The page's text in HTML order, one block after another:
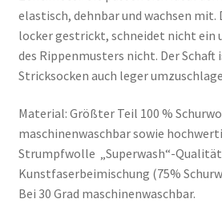
elastisch, dehnbar und wachsen mit.
locker gestrickt, schneidet nicht ein
des Rippenmusters nicht. Der Schaft
Stricksocken auch leger
Material: Größter Teil 100 %
maschinenwaschbar sowie
Strumpfwolle „Superwash“-
Kunstfaserbeimischung (75%
Bei 30 Grad maschinenwaschbar.